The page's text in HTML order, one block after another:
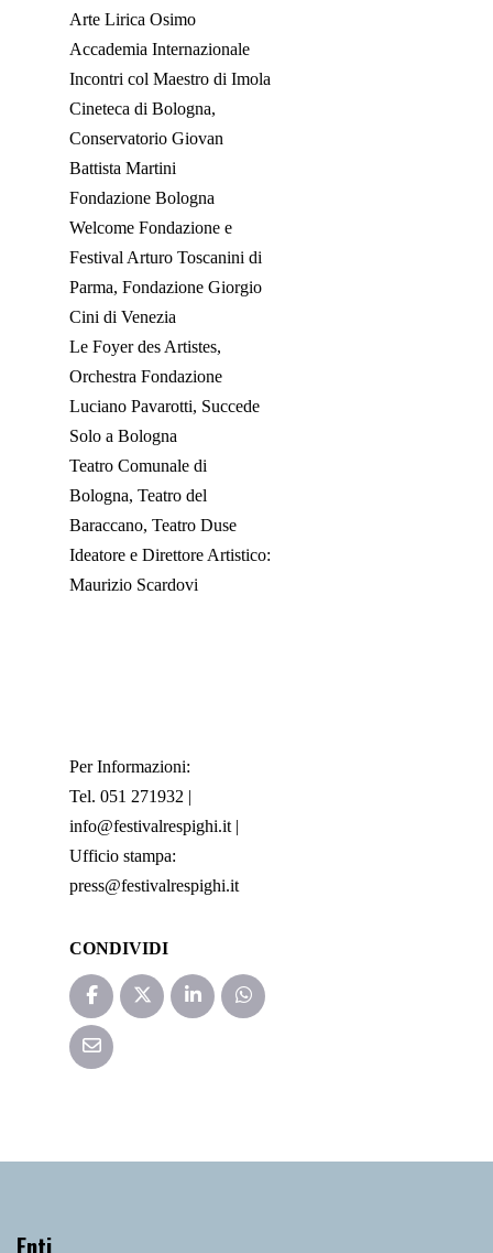
Arte Lirica Osimo
Accademia Internazionale
Incontri col Maestro di Imola
Cineteca di Bologna,
Conservatorio Giovan
Battista Martini
Fondazione Bologna
Welcome Fondazione e
Festival Arturo Toscanini di
Parma, Fondazione Giorgio
Cini di Venezia
Le Foyer des Artistes,
Orchestra Fondazione
Luciano Pavarotti, Succede
Solo a Bologna
Teatro Comunale di
Bologna, Teatro del
Baraccano, Teatro Duse
Ideatore e Direttore Artistico:
Maurizio Scardovi
Per Informazioni:
Tel. 051 271932 |
info@festivalrespighi.it |
Ufficio stampa:
press@festivalrespighi.it
CONDIVIDI